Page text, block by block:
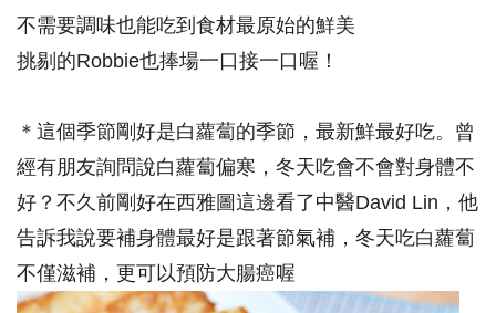
不需要調味也能吃到食材最原始的鮮美
挑剔的Robbie也捧場一口接一口喔！
＊這個季節剛好是白蘿蔔的季節，最新鮮最好吃。曾
經有朋友詢問說白蘿蔔偏寒，冬天吃會不會對身體不
好？不久前剛好在西雅圖這邊看了中醫David Lin，他
告訴我說要補身體最好是跟著節氣補，冬天吃白蘿蔔
不僅滋補，更可以預防大腸癌喔